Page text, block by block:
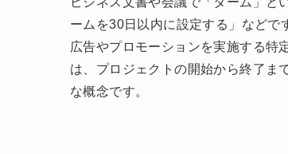
ームを30日以内に設定する」などで
広告やプロモーションを実施する特
は、プロジェクトの開始から終了ま
な概念です。